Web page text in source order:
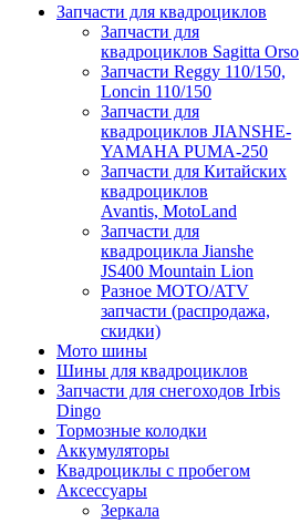
Запчасти для квадроциклов
Запчасти для
квадроциклов Sagitta Orso
Запчасти Reggy 110/150,
Loncin 110/150
Запчасти для
квадроциклов JIANSHE-
YAMAHA PUMA-250
Запчасти для Китайских
квадроциклов
Avantis, MotoLand
Запчасти для
квадроцикла Jianshe
JS400 Mountain Lion
Разное МОТО/ATV
запчасти (распродажа,
скидки)
Мото шины
Шины для квадроциклов
Запчасти для снегоходов Irbis
Dingo
Тормозные колодки
Аккумуляторы
Квадроциклы с пробегом
Аксессуары
Зеркала